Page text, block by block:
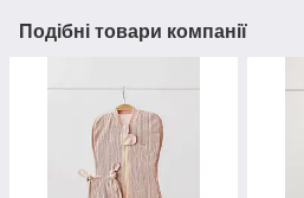
Подібні товари компанії